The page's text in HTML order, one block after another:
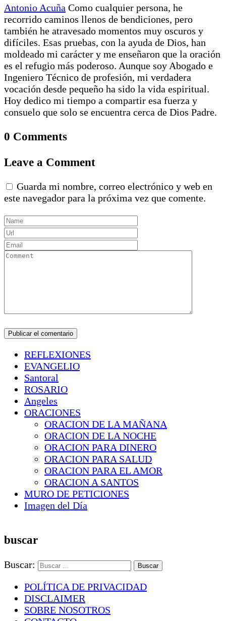
Antonio Acuña Como cualquier persona, he
recorrido caminos llenos de bendiciones, pero
también he atravesado momentos muy oscuros y
difíciles. Esas pruebas, con la ayuda de Dios, han
moldeado mi carácter y me enseñaron que la oración
es el refugio más poderoso. Aunque soy Abogado e
Ingeniero Técnico de profesión, mi verdadera
vocación desde pequeño ha sido la vida espiritual.
Hoy dedico mi tiempo a compartir esa fuerza y
consuelo que solo se encuentra cerca de Dios Padre.
0 Comments
Leave a Comment
Guarda mi nombre, correo electrónico y web en
este navegador para la próxima vez que comente.
REFLEXIONES
EVANGELIO
Santoral
ROSARIO
Angeles
ORACIONES
ORACION DE LA MAÑANA
ORACION DE LA NOCHE
ORACION PARA DINERO
ORACION PARA SALUD
ORACION PARA EL AMOR
ORACION A SANTOS
MURO DE PETICIONES
Imagen del Día
buscar
Buscar:
POLÍTICA DE PRIVACIDAD
DISCLAIMER
SOBRE NOSOTROS